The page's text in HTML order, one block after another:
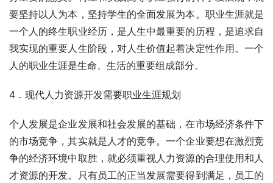
要坚持以人为本，坚持学生的全面发展为本。职业生涯就是
一个人的终生职业经历，是人生中最重要的历程，是追求自
我实现的重要人生阶段，对人生价值起着决定性作用。一个
人的职业生涯是生命、生活的重要组成部分。
4．现代人力资源开发需要职业生涯规划
个人发展是企业发展和社会发展的基础，在市场经济条件下
的市场竞争，其实就是人才的竞争。一个企业要想在激烈竞
争的经济环境中取胜，就必须重视人力资源的合理使用和人
才资源的开发。只有员工的正当发展需要得到满足，员工的